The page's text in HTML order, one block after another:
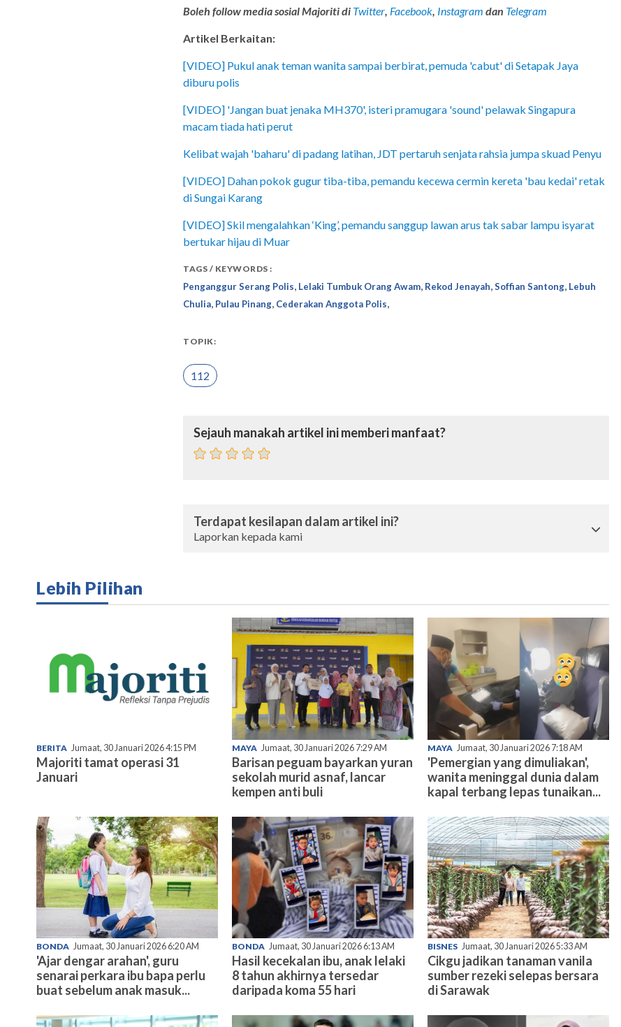
Boleh follow media sosial Majoriti di Twitter, Facebook, Instagram dan Telegram
Artikel Berkaitan:
[VIDEO] Pukul anak teman wanita sampai berbirat, pemuda 'cabut' di Setapak Jaya
diburu polis
[VIDEO] 'Jangan buat jenaka MH370', isteri pramugara 'sound' pelawak Singapura
macam tiada hati perut
Kelibat wajah 'baharu' di padang latihan, JDT pertaruh senjata rahsia jumpa skuad Penyu
[VIDEO] Dahan pokok gugur tiba-tiba, pemandu kecewa cermin kereta 'bau kedai' retak
di Sungai Karang
[VIDEO] Skil mengalahkan ‘King’, pemandu sanggup lawan arus tak sabar lampu isyarat
bertukar hijau di Muar
TAGS / KEYWORDS :
Penganggur Serang Polis, Lelaki Tumbuk Orang Awam, Rekod Jenayah,Soffian Santong, Lebuh
Chulia, Pulau Pinang, Cederakan Anggota Polis,
TOPIK:
112
Sejauh manakah artikel ini memberi manfaat?
Terdapat kesilapan dalam artikel ini?
Laporkan kepada kami
Lebih Pilihan
BERITA Jumaat, 30 Januari 2026 4:15 PM
Majoriti tamat operasi 31
Januari
MAYA Jumaat, 30 Januari 2026 7:29 AM
Barisan peguam bayarkan yuran
sekolah murid asnaf, lancar
kempen anti buli
MAYA Jumaat, 30 Januari 2026 7:18 AM
'Pemergian yang dimuliakan',
wanita meninggal dunia dalam
kapal terbang lepas tunaikan...
BONDA Jumaat, 30 Januari 2026 6:20 AM
'Ajar dengar arahan', guru
senarai perkara ibu bapa perlu
buat sebelum anak masuk...
BONDA Jumaat, 30 Januari 2026 6:13 AM
Hasil kecekalan ibu, anak lelaki
8 tahun akhirnya tersedar
daripada koma 55 hari
BISNES Jumaat, 30 Januari 2026 5:33 AM
Cikgu jadikan tanaman vanila
sumber rezeki selepas bersara
di Sarawak